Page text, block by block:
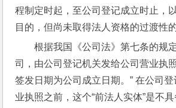
程制定时起，至公司登记成立时止，
目的，但尚未取得法人资格的过渡性的
根据我国《公司法》第七条的规
司，由公司登记机关发给公司营业执
签发日期为公司成立日期。” 在公司
业执照之前，这个“前法人实体”是不